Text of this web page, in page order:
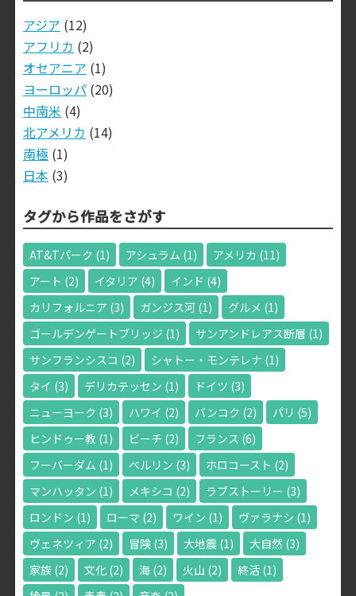
アジア (12)
アフリカ (2)
オセアニア (1)
ヨーロッパ(20)
中南米 (4)
北アメリカ (14)
南極 (1)
日本 (3)
タグから作品をさがす
AT&Tパーク (1) アシュラム (1) アメリカ (11)
アート (2) イタリア (4) インド (4)
カリフォルニア (3) ガンジス河(1) グルメ (1)
ゴールデンゲートブリッジ (1) サンアンドレアス断層 (1)
サンフランシスコ (2) シャトー・モンテレナ (1)
タイ (3) デリカテッセン (1) ドイツ (3)
ニューヨーク (3) ハワイ (2) バンコク (2) パリ (5)
ヒンドゥー教 (1) ビーチ (2) フランス (6)
フーバーダム (1) ベルリン (3) ホロコースト (2)
マンハッタン (1) メキシコ (2) ラブストーリー (3)
ロンドン (1) ローマ (2) ワイン (1) ヴァラナシ (1)
ヴェネツィア (2) 冒険(3) 大地震(1) 大自然 (3)
家族 (2) 文化(2) 海(2) 火山 (2) 終活(1)